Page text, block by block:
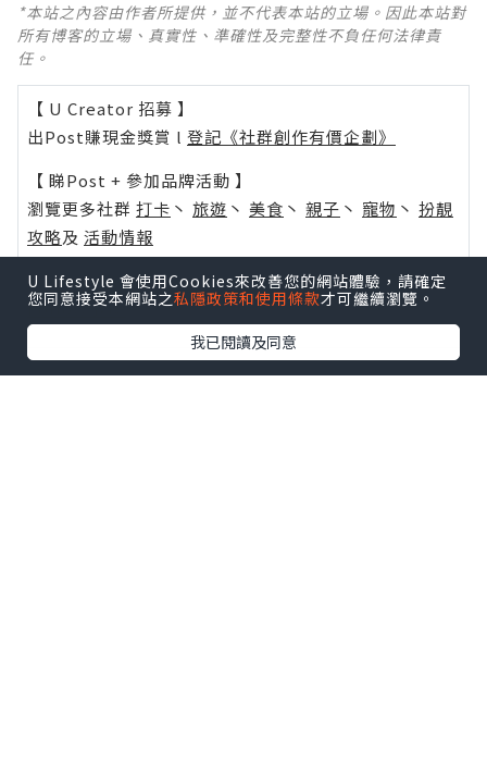
*本站之內容由作者所提供，並不代表本站的立場。因此本站對
所有博客的立場、真實性、準確性及完整性不負任何法律責
任。
【 U Creator 招募 】
出Post賺現金獎賞 l 登記《社群創作有價企劃》
【 睇Post + 參加品牌活動 】
瀏覽更多社群 打卡 丶 旅遊 丶 美食 丶 親子 丶 寵物 丶 扮靚
攻略及 活動情報
U Blog開咗WhatsApp啦！發掘更多吃喝玩樂資訊！
Follow 我哋！
U Lifestyle 會使用Cookies來改善您的網站體驗，請確定
您同意接受本網站之私隱政策和使用條款才可繼續瀏覽。
我已閱讀及同意